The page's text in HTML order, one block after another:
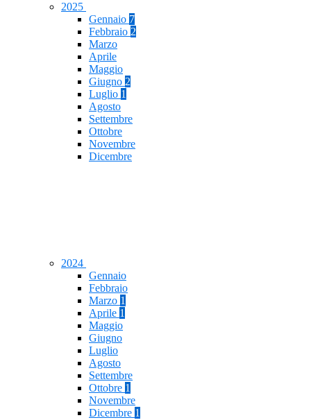
2025
Gennaio 7
Febbraio 2
Marzo
Aprile
Maggio
Giugno 2
Luglio 1
Agosto
Settembre
Ottobre
Novembre
Dicembre
2024
Gennaio
Febbraio
Marzo 1
Aprile 1
Maggio
Giugno
Luglio
Agosto
Settembre
Ottobre 1
Novembre
Dicembre 1